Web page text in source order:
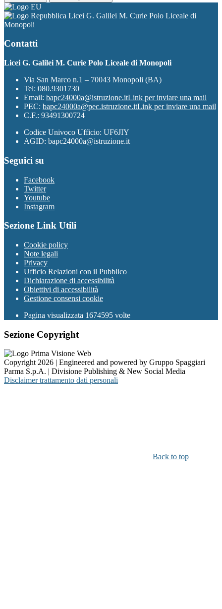
Licei G. Galilei M. Curie Polo Liceale di
Monopoli
Contatti
Licei G. Galilei M. Curie Polo Liceale di Monopoli
Via San Marco n.1 – 70043 Monopoli (BA)
Tel: 080.9301730
Email: bapc24000a@istruzione.itLink per inviare una mail
PEC: bapc24000a@pec.istruzione.itLink per inviare una mail
C.F.: 93491300724
Codice Univoco Ufficio: UF6JIY
AGID: bapc24000a@istruzione.it
Seguici su
Facebook
Twitter
Youtube
Instagram
Sezione Link Utili
Cookie policy
Note legali
Privacy
Ufficio Relazioni con il Pubblico
Dichiarazione di accessibilità
Obiettivi di accessibilità
Gestione consensi cookie
Pagina visualizzata 1674595 volte
Sezione Copyright
Copyright 2026 | Engineered and powered by Gruppo Spaggiari
Parma S.p.A. | Divisione Publishing & New Social Media
Disclaimer trattamento dati personali
Back to top